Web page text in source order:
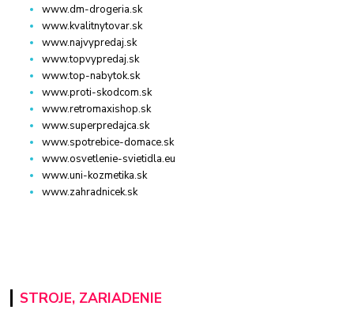
www.dm-drogeria.sk
www.kvalitnytovar.sk
www.najvypredaj.sk
www.topvypredaj.sk
www.top-nabytok.sk
www.proti-skodcom.sk
www.retromaxishop.sk
www.superpredajca.sk
www.spotrebice-domace.sk
www.osvetlenie-svietidla.eu
www.uni-kozmetika.sk
www.zahradnicek.sk
STROJE, ZARIADENIE